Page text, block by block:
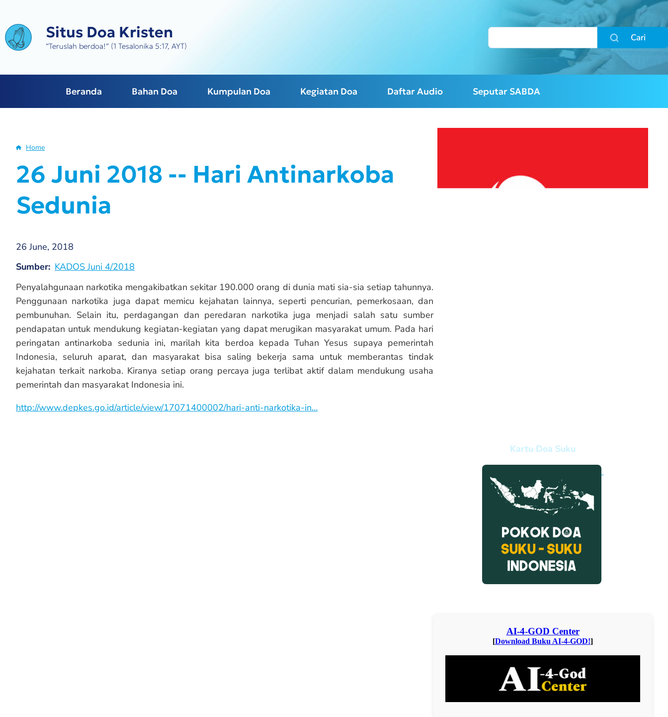
main
content
Situs Doa Kristen
“Teruslah berdoa!” (1 Tesalonika 5:17, AYT)
Beranda Bahan Doa Kumpulan Doa Kegiatan Doa Daftar Audio Seputar SABDA
Breadcrumb
Home
26 Juni 2018 -- Hari Antinarkoba
Sedunia
26 June, 2018
Sumber KADOS Juni 4/2018
Penyalahgunaan narkotika mengakibatkan sekitar 190.000 orang di dunia mati sia-sia setiap tahunnya.
Penggunaan narkotika juga dapat memicu kejahatan lainnya, seperti pencurian, pemerkosaan, dan
pembunuhan. Selain itu, perdagangan dan peredaran narkotika juga menjadi salah satu sumber
pendapatan untuk mendukung kegiatan-kegiatan yang dapat merugikan masyarakat umum. Pada hari
peringatan antinarkoba sedunia ini, marilah kita berdoa kepada Tuhan Yesus supaya pemerintah
Indonesia, seluruh aparat, dan masyarakat bisa saling bekerja sama untuk memberantas tindak
kejahatan terkait narkoba. Kiranya setiap orang percaya juga terlibat aktif dalam mendukung usaha
pemerintah dan masyarakat Indonesia ini.
http://www.depkes.go.id/article/view/17071400002/hari-anti-narkotika-in…
Kartu Doa Suku